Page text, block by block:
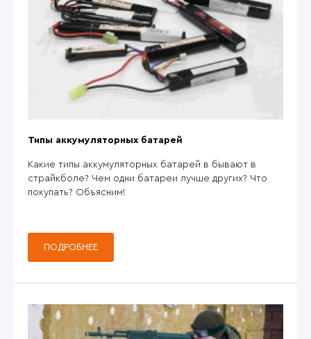
Типы аккумуляторных батарей
Какие типы аккумуляторных батарей в бывают в
страйкболе? Чем одни батареи лучше других? Что
покупать? Объясним!
ПОДРОБНЕЕ